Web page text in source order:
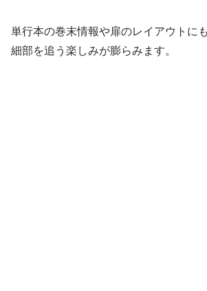
単行本の巻末情報や扉のレイアウトに
細部を追う楽しみが膨らみます。